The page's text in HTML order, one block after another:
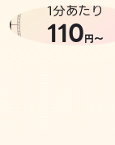
相談事例
1分あたり
110円〜